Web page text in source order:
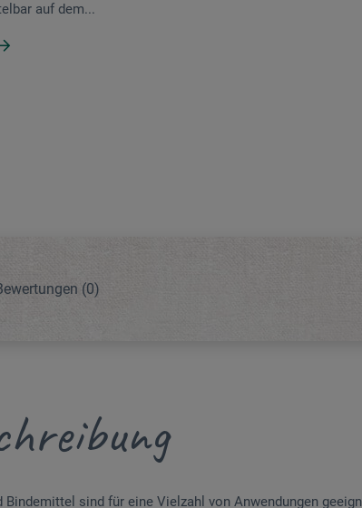
auf dem...
(0)
sind für eine Vielzahl von Anwendungen